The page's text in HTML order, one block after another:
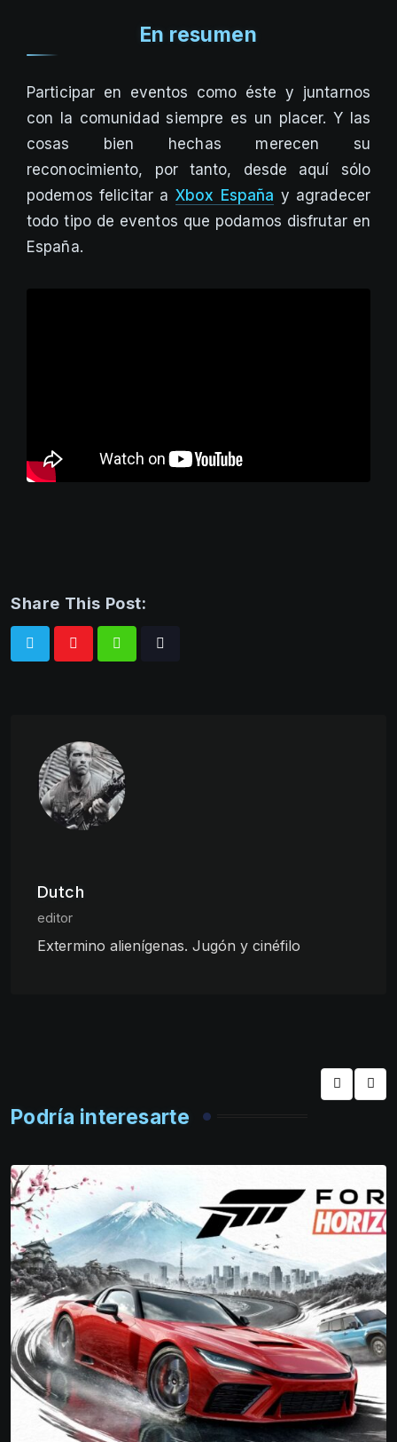
En resumen
Participar en eventos como éste y juntarnos
con la comunidad siempre es un placer. Y las
cosas bien hechas merecen su
reconocimiento, por tanto, desde aquí sólo
podemos felicitar a Xbox España y agradecer
todo tipo de eventos que podamos disfrutar en
España.
Share This Post:
WhatsappTiktok
Dutch
editor
Extermino alienígenas. Jugón y cinéfilo
Podría interesarte